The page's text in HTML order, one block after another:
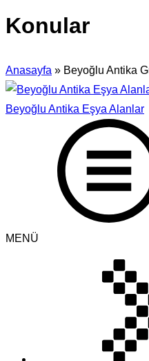
Konular
Anasayfa » Beyoğlu Antika
Beyoğlu Antika Eşya Alanlar
MENÜ